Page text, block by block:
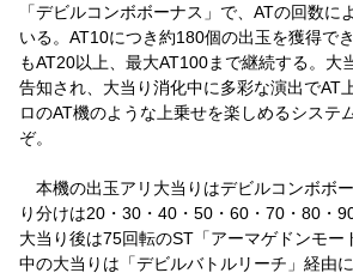
「デビルコンボボーナス」で、ATの回数に
いる。AT10につき約180個の出玉を獲得で
もAT20以上、最大AT100まで継続する。大
告知され、大当り消化中に多彩な演出でAT
ロのAT機のような上乗せを楽しめるシステ
ぞ。
本機の出玉アリ大当りはデビルコンボボ
り分けは20・30・40・50・60・70・80・
大当り後は75回転のST「アーマゲドンモー
中の大当りは「デビルバトルリーチ」経由